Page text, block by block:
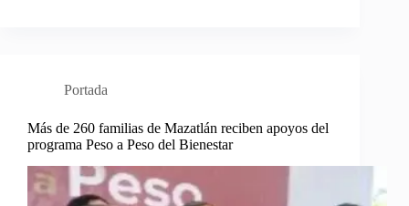
Portada
Más de 260 familias de Mazatlán reciben apoyos del
programa Peso a Peso del Bienestar